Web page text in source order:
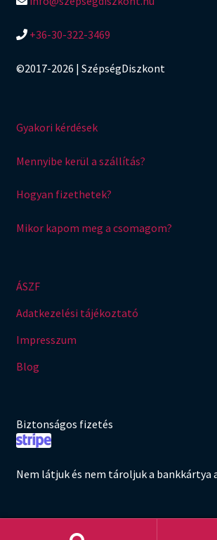
+36-30-322-3469
©2017-2026 | SzépségDiszkont
Gyakori kérdések
Mennyibe kerül a szállítás?
Hogyan fizethetek?
Mikor kapom meg a csomagom?
ÁSZF
Adatkezelési tájékoztató
Impresszum
Blog
Biztonságos fizetés
Nem látjuk és nem tároljuk a bankkártya